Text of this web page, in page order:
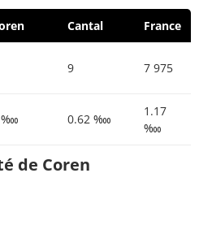
Cantal France
9 7 975
‱ 0.62 ‱
1.17
‱
de Coren